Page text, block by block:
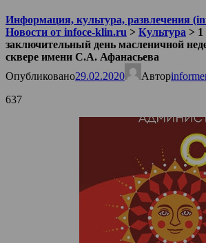
Информация, культура, развлечения
Новости от infoce-klin.ru > Культура > 1
заключительный день масленичной
сквере имени С.А. Афанасьева
Опубликовано29.02.2020 Автор
637